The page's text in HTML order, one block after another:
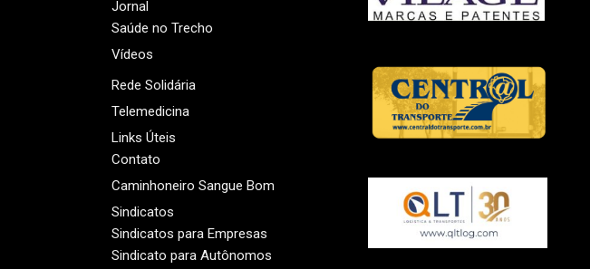
Jornal
Saúde no Trecho
Vídeos
Rede Solidária
Telemedicina
Links Úteis
Contato
Caminhoneiro Sangue Bom
Sindicatos
Sindicatos para Empresas
Sindicato para Autônomos